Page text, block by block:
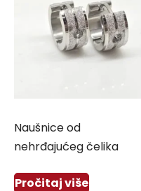
Naušnice od
nehrđajućeg čelika
Pročitaj više